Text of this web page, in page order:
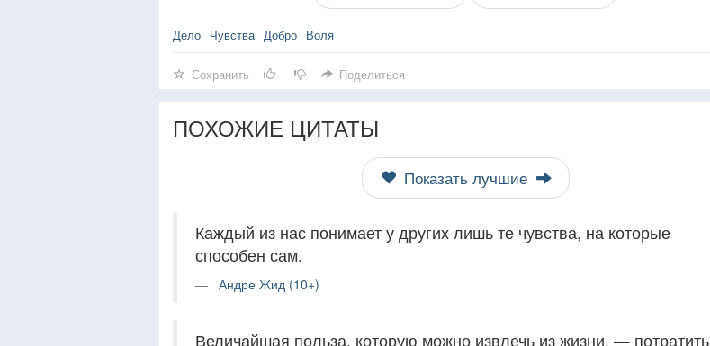
Дело Чувства Добро Воля
Сохранить Поделиться
ПОХОЖИЕ ЦИТАТЫ
Показать лучшие
Каждый из нас понимает у других лишь те чувства, на которые
способен сам.
Андре Жид (10+)
Величайшая польза, которую можно извлечь из жизни, — потратить